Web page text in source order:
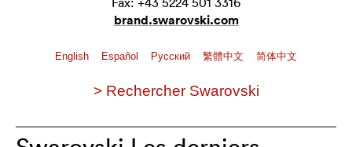
brand.swarovski.com
English Español Pусский 繁體中文 简体中文
> Rechercher Swarovski